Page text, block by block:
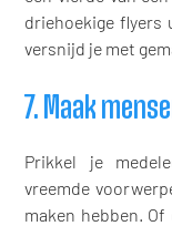
driehoekige flyers
versnijd je met
7. Maak
Prikkel je
vreemde
maken hebben.